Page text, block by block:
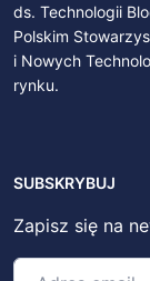
ds. Technologii
Polskim
i Nowych
rynku.
SUBSKRYBUJ
Zapisz się na